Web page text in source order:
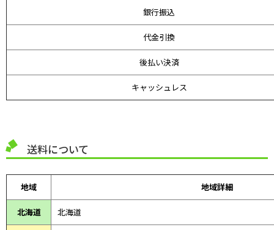
銀行振込
代金引換
後払い決済
キャッシュレス
送料について
地域 地域詳細
北海道 北海道